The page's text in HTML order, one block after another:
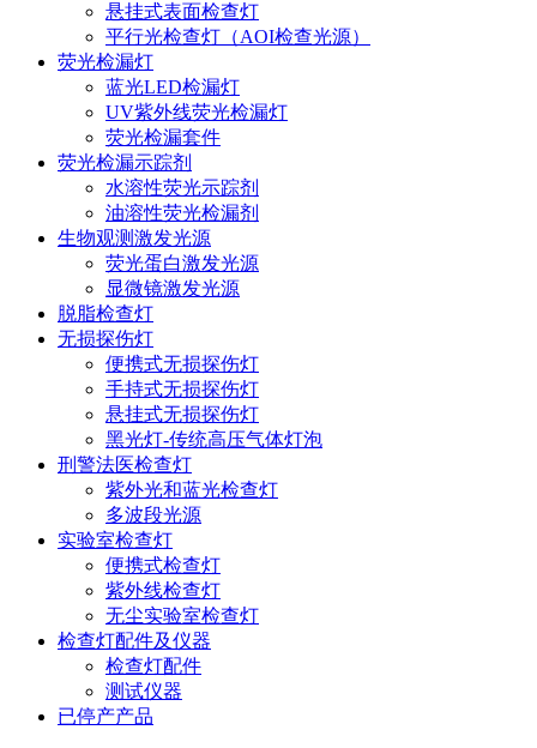
悬挂式表面检查灯
平行光检查灯（AOI检查光源）
荧光检漏灯
蓝光LED检漏灯
UV紫外线荧光检漏灯
荧光检漏套件
荧光检漏示踪剂
水溶性荧光示踪剂
油溶性荧光检漏剂
生物观测激发光源
荧光蛋白激发光源
显微镜激发光源
脱脂检查灯
无损探伤灯
便携式无损探伤灯
手持式无损探伤灯
悬挂式无损探伤灯
黑光灯-传统高压气体灯泡
刑警法医检查灯
紫外光和蓝光检查灯
多波段光源
实验室检查灯
便携式检查灯
紫外线检查灯
无尘实验室检查灯
检查灯配件及仪器
检查灯配件
测试仪器
已停产产品